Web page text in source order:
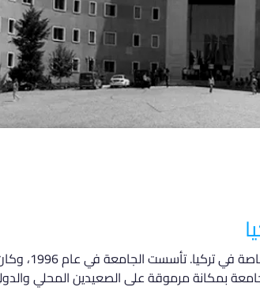
تقع جامعة يدي تبه
بمكانة مرموقة على الصعيدين المحلي